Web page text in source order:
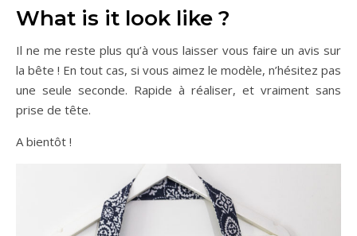
What is it look like ?
Il ne me reste plus qu’à vous laisser vous faire un avis sur
la bête ! En tout cas, si vous aimez le modèle, n’hésitez pas
une seule seconde. Rapide à réaliser, et vraiment sans
prise de tête.
A bientôt !